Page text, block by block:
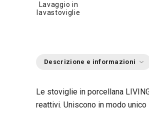
Lavaggio in
lavastoviglie
Descrizione e informazioni
Le stoviglie in porcellana
reattivi. Uniscono in modo